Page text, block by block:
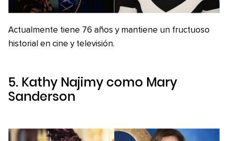
Actualmente tiene 76 años y mantiene un fructuoso
historial en cine y televisión.
5. Kathy Najimy como Mary
Sanderson